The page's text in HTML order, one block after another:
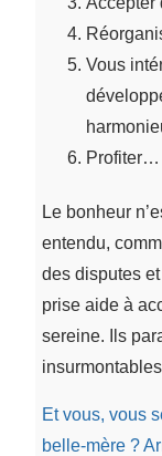
Vous
Profiter…
Le bonheur
entendu,
des disputes
prise aide à
sereine. Ils
Et vous, vous
belle-mère ?